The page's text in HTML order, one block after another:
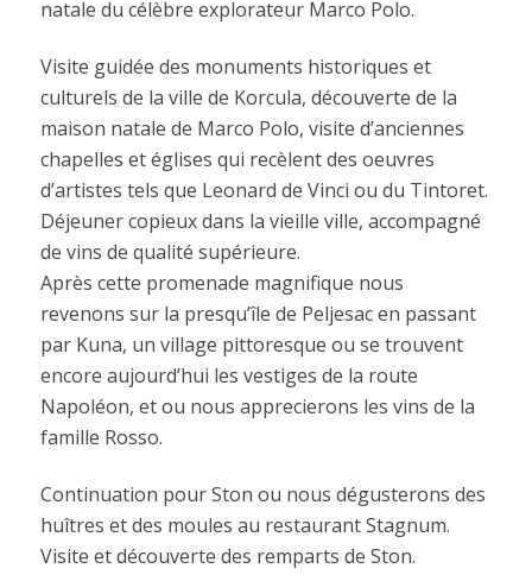
natale du célèbre explorateur Marco Polo.
Visite guidée des monuments historiques et
culturels de la ville de Korcula, découverte de la
maison natale de Marco Polo, visite d’anciennes
chapelles et églises qui recèlent des oeuvres
d’artistes tels que Leonard de Vinci ou du Tintoret.
Déjeuner copieux dans la vieille ville, accompagné
de vins de qualité supérieure.
Après cette promenade magnifique nous
revenons sur la presqu’île de Peljesac en passant
par Kuna, un village pittoresque ou se trouvent
encore aujourd’hui les vestiges de la route
Napoléon, et ou nous apprecierons les vins de la
famille Rosso.
Continuation pour Ston ou nous dégusterons des
huîtres et des moules au restaurant Stagnum.
Visite et découverte des remparts de Ston.